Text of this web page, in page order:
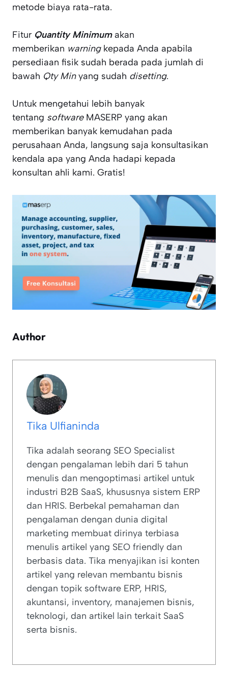
metode biaya rata-rata.
Fitur Quantity Minimum akan
memberikan warningkepada Anda apabila
persediaan fisik sudah berada pada jumlah di
bawah Qty Minyang sudah disetting.
Untuk mengetahui lebih banyak
tentang softwareMASERP yang akan
memberikan banyak kemudahan pada
perusahaan Anda, langsung saja konsultasikan
kendala apa yang Anda hadapi kepada
konsultan ahli kami. Gratis!
Author
Tika Ulfianinda
Tika adalah seorang SEO Specialist
dengan pengalaman lebih dari 5 tahun
menulis dan mengoptimasi artikel untuk
industri B2B SaaS, khususnya sistem ERP
dan HRIS. Berbekal pemahaman dan
pengalaman dengan dunia digital
marketing membuat dirinya terbiasa
menulis artikel yang SEO friendly dan
berbasis data. Tika menyajikan isi konten
artikel yang relevan membantu bisnis
dengan topik software ERP, HRIS,
akuntansi, inventory, manajemen bisnis,
teknologi, dan artikel lain terkait SaaS
serta bisnis.